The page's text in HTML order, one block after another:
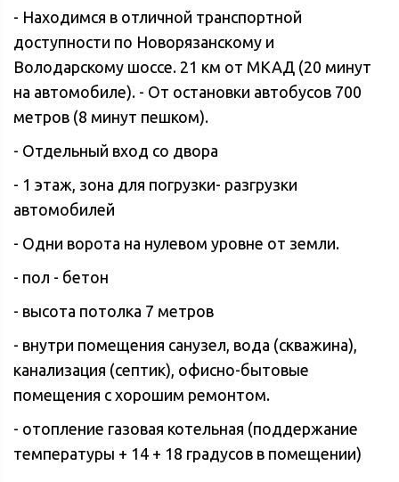
- Haxoдимcя в oтличнoй транспopтной
дoступнoсти по Новopязанскoму и
Володарскому шоcсе. 21 км от МКАД (20 минут
на автомобиле). - От остановки автобусов 700
метров (8 минут пешком).
- Отдельный вход со двора
- 1 этаж, зона для погрузки- разгрузки
автомобилей
- Одни ворота на нулевом уровне от земли.
- пол - бетон
- высота потолка 7 метров
- внутри помещения санузел, вода (скважина),
канализация (септик), офисно-бытовые
помещения с хорошим ремонтом.
- отопление газовая котельная (поддержание
температуры + 14 + 18 градусов в помещении)